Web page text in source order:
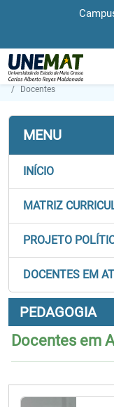
Página Inicial
Docentes
MENU
INÍCIO
MATRIZ
PROJETO
DOCENTES EM
PEDAGOGIA
Docentes em